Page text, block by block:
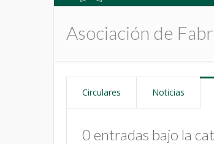
Asociación de
Circulares Noticias
0 entradas bajo la